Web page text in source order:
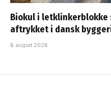
Biokul i letklinkerblokke
aftrykket i dansk
6. august 2026